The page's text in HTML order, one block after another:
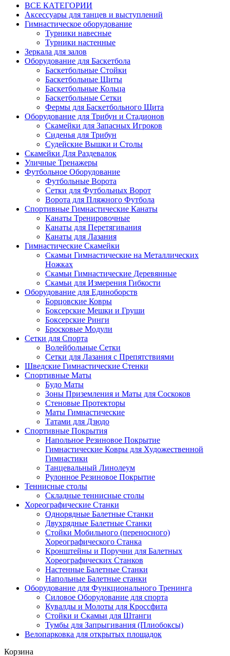
ВСЕ КАТЕГОРИИ
Аксессуары для танцев и выступлений
Гимнастическое оборудование
Турники навесные
Турники настенные
Зеркала для залов
Оборудование для Баскетбола
Баскетбольные Стойки
Баскетбольные Щиты
Баскетбольные Кольца
Баскетбольные Сетки
Фермы для Баскетбольного Щита
Оборудование для Трибун и Стадионов
Скамейки для Запасных Игроков
Сиденья для Трибун
Судейские Вышки и Столы
Скамейки Для Раздевалок
Уличные Тренажеры
Футбольное Оборудование
Футбольные Ворота
Сетки для Футбольных Ворот
Ворота для Пляжного Футбола
Спортивные Гимнастические Канаты
Канаты Тренировочные
Канаты для Перетягивания
Канаты для Лазания
Гимнастические Скамейки
Скамьи Гимнастические на Металлических
Ножках
Скамьи Гимнастические Деревянные
Скамьи для Измерения Гибкости
Оборудование для Единоборств
Борцовские Ковры
Боксерские Мешки и Груши
Боксерские Ринги
Бросковые Модули
Сетки для Спорта
Волейбольные Сетки
Сетки для Лазания с Препятствиями
Шведские Гимнастические Стенки
Спортивные Маты
Будо Маты
Зоны Приземления и Маты для Соскоков
Стеновые Протекторы
Маты Гимнастические
Татами для Дзюдо
Спортивные Покрытия
Напольное Резиновое Покрытие
Гимнастические Ковры для Художественной
Гимнастики
Танцевальный Линолеум
Рулонное Резиновое Покрытие
Теннисные столы
Складные теннисные столы
Хореографические Станки
Однорядные Балетные Станки
Двухрядные Балетные Станки
Стойки Мобильного (переносного)
Хореографического Станка
Кронштейны и Поручни для Балетных
Хореографических Станков
Настенные Балетные Станки
Напольные Балетные станки
Оборудование для Функционального Тренинга
Силовое Оборудование для спорта
Кувалды и Молоты для Кроссфита
Стойки и Скамьи для Штанги
Тумбы для Запрыгивания (Плиобоксы)
Велопарковка для открытых площадок
Корзина